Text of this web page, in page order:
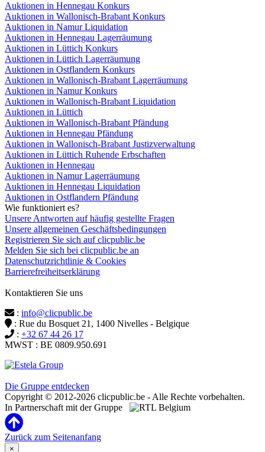
Auktionen in Hennegau Konkurs
Auktionen in Wallonisch-Brabant Konkurs
Auktionen in Namur Liquidation
Auktionen in Hennegau Lagerräumung
Auktionen in Lüttich Konkurs
Auktionen in Lüttich Lagerräumung
Auktionen in Ostflandern Konkurs
Auktionen in Wallonisch-Brabant Lagerräumung
Auktionen in Namur Konkurs
Auktionen in Wallonisch-Brabant Liquidation
Auktionen in Lüttich
Auktionen in Wallonisch-Brabant Pfändung
Auktionen in Hennegau Pfändung
Auktionen in Wallonisch-Brabant Justizverwaltung
Auktionen in Lüttich Ruhende Erbschaften
Auktionen in Hennegau
Auktionen in Namur Lagerräumung
Auktionen in Hennegau Liquidation
Auktionen in Ostflandern Pfändung
Wie funktioniert es?
Unsere Antworten auf häufig gestellte Fragen
Unsere allgemeinen Geschäftsbedingungen
Registrieren Sie sich auf clicpublic.be
Melden Sie sich bei clicpublic.be an
Datenschutzrichtlinie & Cookies
Barrierefreiheitserklärung
Kontaktieren Sie uns
: info@clicpublic.be
: Rue du Bosquet 21, 1400 Nivelles - Belgique
: +32 67 44 26 17
MWST : BE 0809.950.691
Die Gruppe entdecken
Copyright © 2012-2026 clicpublic.be - Alle Rechte vorbehalten.
In Partnerschaft mit der Gruppe
Zurück zum Seitenanfang
×